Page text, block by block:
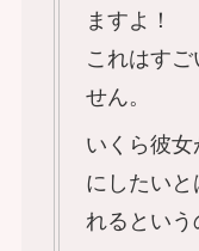
ますよ！
これはす
せん。
いくら彼
にしたいと
れるとい